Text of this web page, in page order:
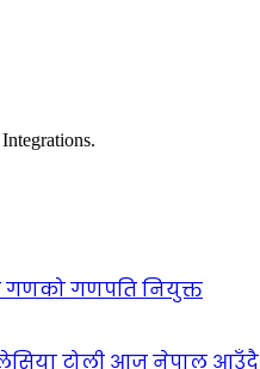
गणको गणपति नियुक्त
टोली आज नेपाल आउँदै